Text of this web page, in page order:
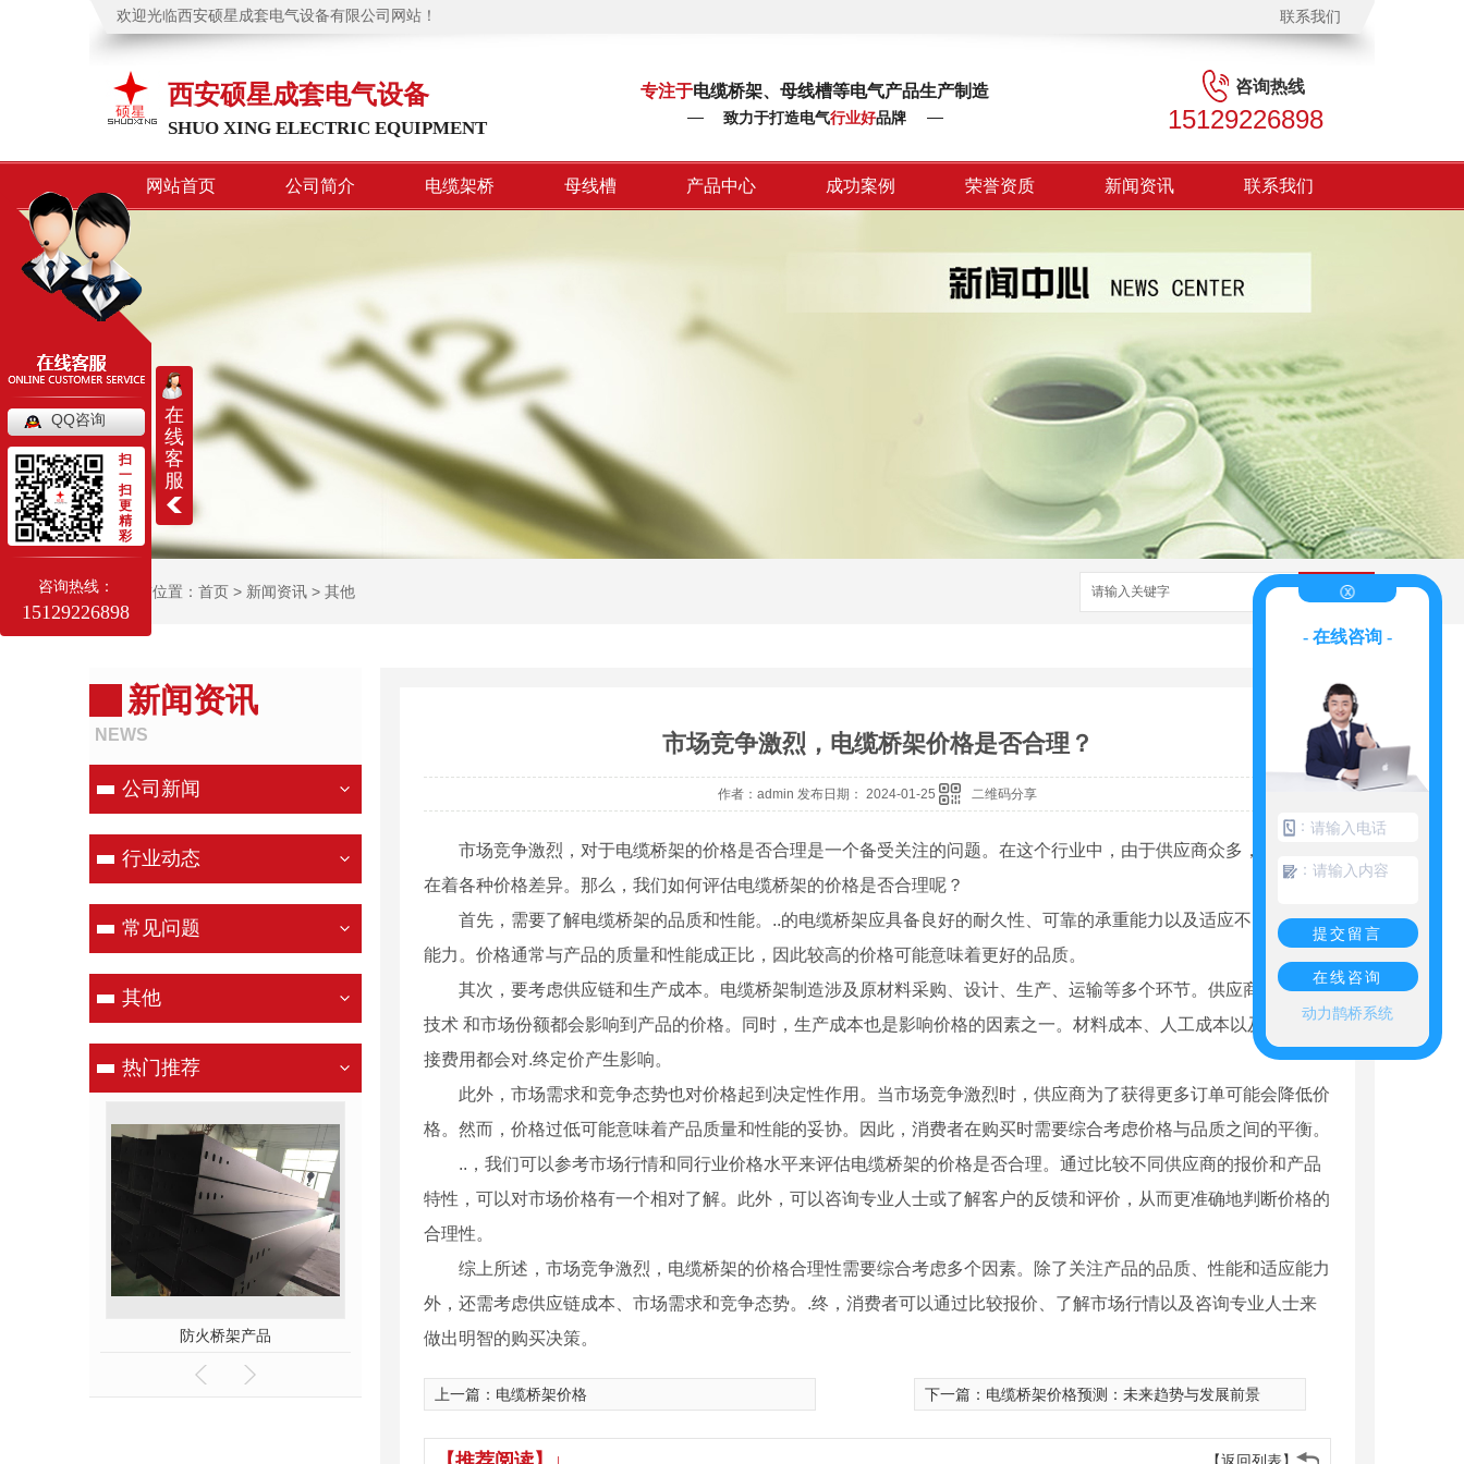
欢迎光临西安硕星成套电气设备有限公司网站！ 联系我们
西安硕星成套电气设备
SHUO XING ELECTRIC EQUIPMENT
专注于电缆桥架、母线槽等电气产品生产制造
致力于打造电气行业好品牌
咨询热线
15129226898
网站首页 公司简介 电缆架桥 母线槽 产品中心 成功案例 荣誉资质 新闻资讯 联系我们
当前位置： 首页 > 新闻资讯 > 其他 搜索
新闻资讯
NEWS
公司新闻
行业动态
常见问题
其他
热门推荐
市场竞争激烈，电缆桥架价格是否合理？
作者：admin 发布日期： 2024-01-25 二维码分享
市场竞争激烈，对于电缆桥架的价格是否合理是一个备受关注的问题。在这个行业中，由于供应商众多，市场上存
在着各种价格差异。那么，我们如何评估电缆桥架的价格是否合理呢？
首先，需要了解电缆桥架的品质和性能。..的电缆桥架应具备良好的耐久性、可靠的承重能力以及适应不同环境的
能力。价格通常与产品的质量和性能成正比，因此较高的价格可能意味着更好的品质。
其次，要考虑供应链和生产成本。电缆桥架制造涉及原材料采购、设计、生产、运输等多个环节。供应商的规模、
技术 和市场份额都会影响到产品的价格。同时，生产成本也是影响价格的因素之一。材料成本、人工成本以及其他间
接费用都会对.终定价产生影响。
此外，市场需求和竞争态势也对价格起到决定性作用。当市场竞争激烈时，供应商为了获得更多订单可能会降低价
格。然而，价格过低可能意味着产品质量和性能的妥协。因此，消费者在购买时需要综合考虑价格与品质之间的平衡。
..，我们可以参考市场行情和同行业价格水平来评估电缆桥架的价格是否合理。通过比较不同供应商的报价和产品
特性，可以对市场价格有一个相对了解。此外，可以咨询专业人士或了解客户的反馈和评价，从而更准确地判断价格的
合理性。
综上所述，市场竞争激烈，电缆桥架的价格合理性需要综合考虑多个因素。除了关注产品的品质、性能和适应能力
外，还需考虑供应链成本、市场需求和竞争态势。.终，消费者可以通过比较报价、了解市场行情以及咨询专业人士来
做出明智的购买决策。
上一篇： 电缆桥架价格 下一篇： 电缆桥架价格预测：未来趋势与发展前景
在
线
客
服
QQ咨询
扫
一
扫
更
精
彩
咨询热线：
15129226898
- 在线咨询 -
：
：
提交留言
在线咨询
动力鹊桥系统